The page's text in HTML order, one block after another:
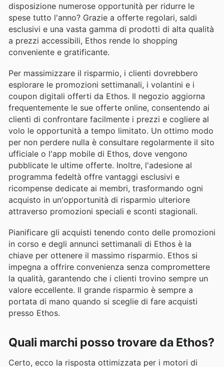
disposizione numerose opportunità per ridurre le
spese tutto l'anno? Grazie a offerte regolari, saldi
esclusivi e una vasta gamma di prodotti di alta qualità
a prezzi accessibili, Ethos rende lo shopping
conveniente e gratificante.
Per massimizzare il risparmio, i clienti dovrebbero
esplorare le promozioni settimanali, i volantini e i
coupon digitali offerti da Ethos. Il negozio aggiorna
frequentemente le sue offerte online, consentendo ai
clienti di confrontare facilmente i prezzi e cogliere al
volo le opportunità a tempo limitato. Un ottimo modo
per non perdere nulla è consultare regolarmente il sito
ufficiale o l'app mobile di Ethos, dove vengono
pubblicate le ultime offerte. Inoltre, l'adesione al
programma fedeltà offre vantaggi esclusivi e
ricompense dedicate ai membri, trasformando ogni
acquisto in un'opportunità di risparmio ulteriore
attraverso promozioni speciali e sconti stagionali.
Pianificare gli acquisti tenendo conto delle promozioni
in corso e degli annunci settimanali di Ethos è la
chiave per ottenere il massimo risparmio. Ethos si
impegna a offrire convenienza senza compromettere
la qualità, garantendo che i clienti trovino sempre un
valore eccellente. Il grande risparmio è sempre a
portata di mano quando si sceglie di fare acquisti
presso Ethos.
Quali marchi posso trovare da Ethos?
Certo, ecco la risposta ottimizzata per i motori di